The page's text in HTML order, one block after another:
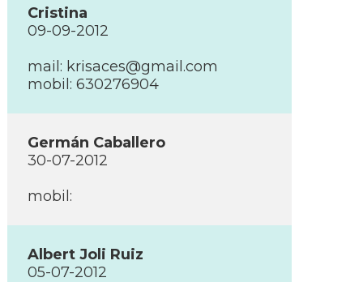
Cristina
09-09-2012
mail: krisaces@gmail.com
mobil: 630276904
Germán Caballero
30-07-2012
mobil:
Albert Joli Ruiz
05-07-2012